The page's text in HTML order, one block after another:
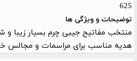
625
توضیحات و ویژگی ها
منتخب مفاتیح جیبی چرم بسیار زیبا
هدیه مناسب برای مراسمات و مجالس